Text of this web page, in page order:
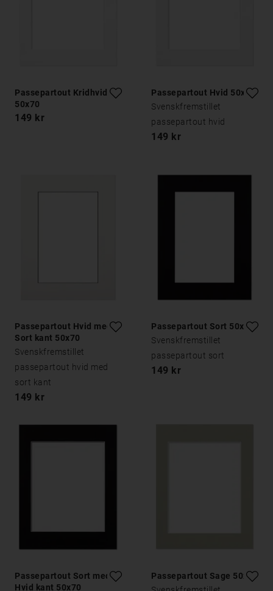
Passepartout Kridhvid
50x70
149 kr
Passepartout Hvid 50x70
Svenskfremstillet
passepartout hvid
149 kr
Passepartout Hvid med
Sort kant 50x70
Svenskfremstillet
passepartout hvid med
sort kant
149 kr
Passepartout Sort 50x70
Svenskfremstillet
passepartout sort
149 kr
Passepartout Sort med
Hvid kant 50x70
Passepartout Sage 50x70